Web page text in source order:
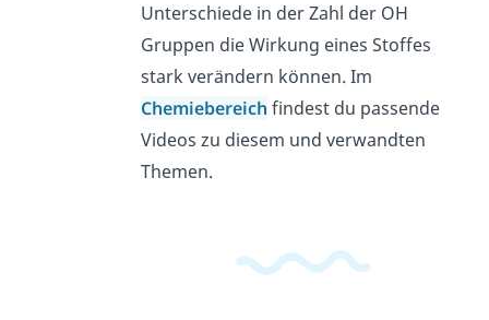
Unterschiede in der Zahl der OH
Gruppen die Wirkung eines Stoffes
stark verändern können. Im
Chemiebereich findest du passende
Videos zu diesem und verwandten
Themen.